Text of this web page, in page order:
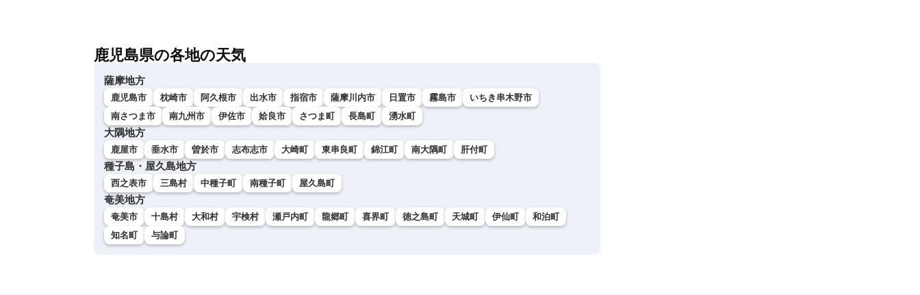
鹿児島県の各地の天気
薩摩地方
鹿児島市 枕崎市 阿久根市 出水市 指宿市 薩摩川内市 日置市 霧島市
いちき串木野市
南さつま市
南九州市 伊佐市 姶良市 さつま町 長島町 湧水町
大隅地方
鹿屋市 垂水市 曽於市 志布志市 大崎町 東串良町 錦江町 南大隅町 肝付町
種子島・屋久島地方
西之表市 三島村 中種子町 南種子町 屋久島町
奄美地方
奄美市 十島村 大和村 宇検村 瀬戸内町 龍郷町 喜界町 徳之島町 天城町 伊仙町
和泊町
知名町
与論町